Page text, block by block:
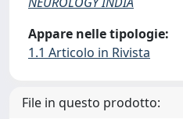
Appare nelle tipologie:
1.1 Articolo in Rivista
File in questo prodotto: